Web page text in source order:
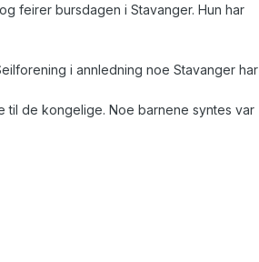
feirer bursdagen i Stavanger. Hun har
i annledning noe Stavanger har
til de kongelige. Noe barnene syntes var